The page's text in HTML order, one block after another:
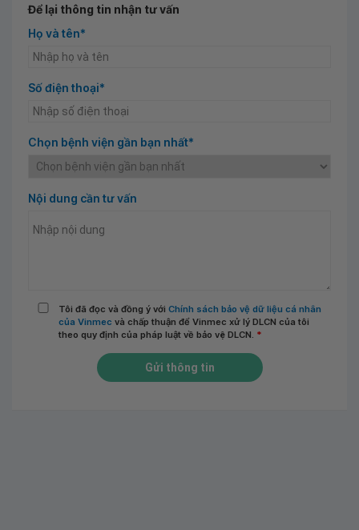
Để lại thông tin nhận tư vấn
Họ và tên*
Số điện thoại*
Chọn bệnh viện gần bạn nhất*
Nội dung cần tư vấn
Tôi đã đọc và đồng ý với Chính sách bảo vệ dữ liệu cá nhân
của Vinmec và chấp thuận để Vinmec xử lý DLCN của tôi
theo quy định của pháp luật về bảo vệ DLCN. *
Gửi thông tin